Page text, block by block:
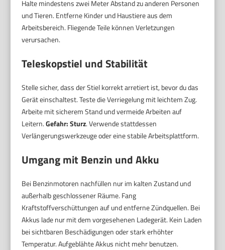
Halte mindestens zwei Meter Abstand zu anderen Personen
und Tieren. Entferne Kinder und Haustiere aus dem
Arbeitsbereich. Fliegende Teile können Verletzungen
verursachen.
Teleskopstiel und Stabilität
Stelle sicher, dass der Stiel korrekt arretiert ist, bevor du das
Gerät einschaltest. Teste die Verriegelung mit leichtem Zug.
Arbeite mit sicherem Stand und vermeide Arbeiten auf
Leitern.Gefahr: Sturz. Verwende stattdessen
Verlängerungswerkzeuge oder eine stabile Arbeitsplattform.
Umgang mit Benzin und Akku
Bei Benzinmotoren nachfüllen nur im kalten Zustand und
außerhalb geschlossener Räume. Fang
Kraftstoffverschüttungen auf und entferne Zündquellen. Bei
Akkus lade nur mit dem vorgesehenen Ladegerät. Kein Laden
bei sichtbaren Beschädigungen oder stark erhöhter
Temperatur. Aufgeblähte Akkus nicht mehr benutzen.